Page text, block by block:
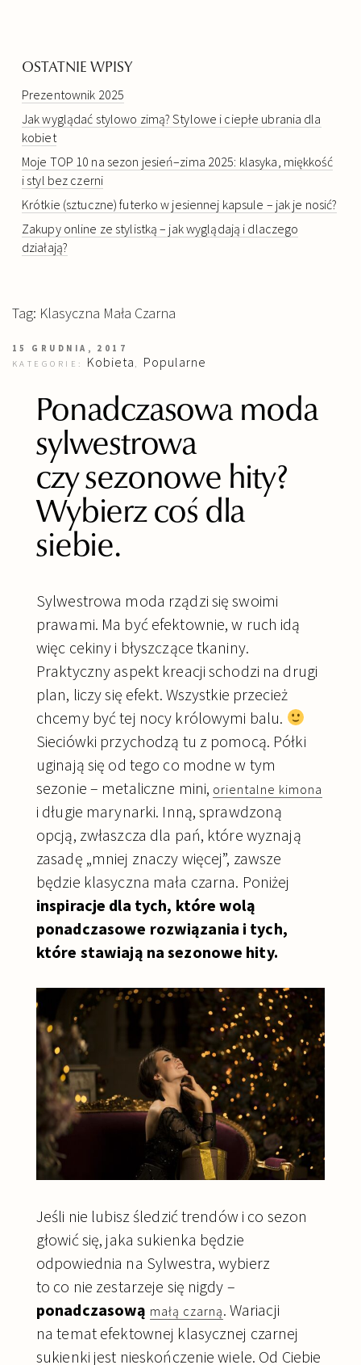
OSTATNIE WPISY
Prezentownik 2025
Jak wyglądać stylowo zimą? Stylowe i ciepłe ubrania dla
kobiet
Moje TOP 10 na sezon jesień–zima 2025: klasyka, miękkość
i styl bez czerni
Krótkie (sztuczne) futerko w jesiennej kapsule – jak je nosić?
Zakupy online ze stylistką – jak wyglądają i dlaczego
działają?
Tag: Klasyczna Mała Czarna
15 GRUDNIA, 2017
KATEGORIE: Kobieta Popularne
Ponadczasowa moda
sylwestrowa
czy sezonowe hity?
Wybierz coś dla
siebie.
Sylwestrowa moda rządzi się swoimi
prawami. Ma być efektownie, w ruch idą
więc cekiny i błyszczące tkaniny.
Praktyczny aspekt kreacji schodzi na drugi
plan, liczy się efekt. Wszystkie przecież
chcemy być tej nocy królowymi balu.
Sieciówki przychodzą tu z pomocą. Półki
uginają się od tego co modne w tym
sezonie – metaliczne mini, orientalne kimona
i długie marynarki. Inną, sprawdzoną
opcją, zwłaszcza dla pań, które wyznają
zasadę „mniej znaczy więcej”, zawsze
będzie klasyczna mała czarna. Poniżej
inspiracje dla tych, które wolą
ponadczasowe rozwiązania i tych,
które stawiają na sezonowe hity.
Jeśli nie lubisz śledzić trendów i co sezon
głowić się, jaka sukienka będzie
odpowiednia na Sylwestra, wybierz
to co nie zestarzeje się nigdy –
ponadczasową małą czarną. Wariacji
na temat efektownej klasycznej czarnej
sukienki jest nieskończenie wiele. Od Ciebie